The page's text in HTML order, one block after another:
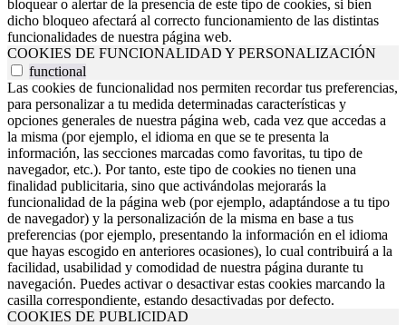
bloquear o alertar de la presencia de este tipo de cookies, si bien
dicho bloqueo afectará al correcto funcionamiento de las distintas
funcionalidades de nuestra página web.
COOKIES DE FUNCIONALIDAD Y PERSONALIZACIÓN
functional
Las cookies de funcionalidad nos permiten recordar tus preferencias,
para personalizar a tu medida determinadas características y
opciones generales de nuestra página web, cada vez que accedas a
la misma (por ejemplo, el idioma en que se te presenta la
información, las secciones marcadas como favoritas, tu tipo de
navegador, etc.). Por tanto, este tipo de cookies no tienen una
finalidad publicitaria, sino que activándolas mejorarás la
funcionalidad de la página web (por ejemplo, adaptándose a tu tipo
de navegador) y la personalización de la misma en base a tus
preferencias (por ejemplo, presentando la información en el idioma
que hayas escogido en anteriores ocasiones), lo cual contribuirá a la
facilidad, usabilidad y comodidad de nuestra página durante tu
navegación. Puedes activar o desactivar estas cookies marcando la
casilla correspondiente, estando desactivadas por defecto.
COOKIES DE PUBLICIDAD